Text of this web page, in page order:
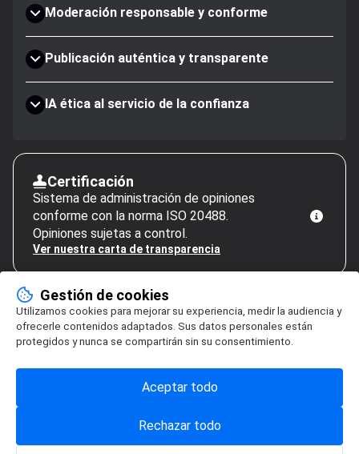
Moderación responsable y conforme
Publicación auténtica y transparente
IA ética al servicio de la confianza
Certificación
Sistema de administración de opiniones
conforme con la norma ISO 20488.
Opiniones sujetas a control.
Ver nuestra carta de transparencia
Gestión de cookies
Utilizamos cookies para mejorar su experiencia, medir la audiencia y
ofrecerle contenidos adaptados. Sus datos personales están
protegidos y nunca se compartirán sin su consentimiento.
Rechazar todo
Aceptar todo